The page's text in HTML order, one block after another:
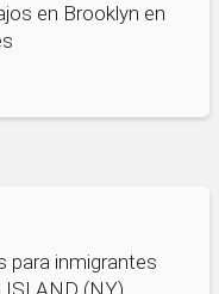
en Brooklyn en
para inmigrantes